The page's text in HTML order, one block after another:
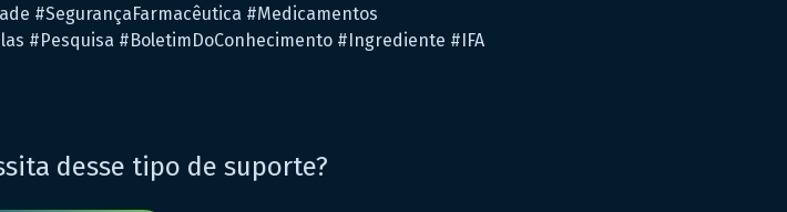
#SegurançaFarmacêutica #Medicamentos
#Pesquisa #BoletimDoConhecimento #Ingrediente #IFA
desse tipo de suporte?